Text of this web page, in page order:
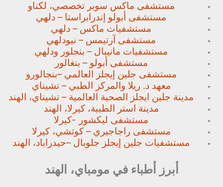
مستشفى ماكس سوبر تخصصي، لكناو
مستشفى أبولو إندرابراستا – دلهي
مستشفيات ماكس – دلهي
مستشفى آرتيمس – نيودلهي
مستشفيات مانيبال – بنجلور ودلهي
مستشفى أبولو – بنغالور
مستشفى جلين إيجلز العالمي –بنجالورو
معهد د. ريلا والمركز الطبي – تشيناي
مدينة جلين ايجلز الصحية العالمية – تشيناي، الهند
مدينة استر الطبية، كيرلا، الهند
مستشفى ليكشور -كيرلا
مستشفى راجاجيري – كوتشي، كيرلا
مستشفيات جلين إيجلز جلوبال –حيدراباد، الهند
أبرز أطباء في مومباي، الهند